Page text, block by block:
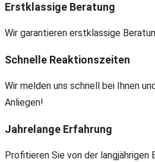
Erstklassige Beratung
Wir garantieren erstklassige
Schnelle Reaktionszeiten
Wir melden uns schnell bei Ihnen
Anliegen!
Jahrelange Erfahrung
Profitieren Sie von der langjährigen